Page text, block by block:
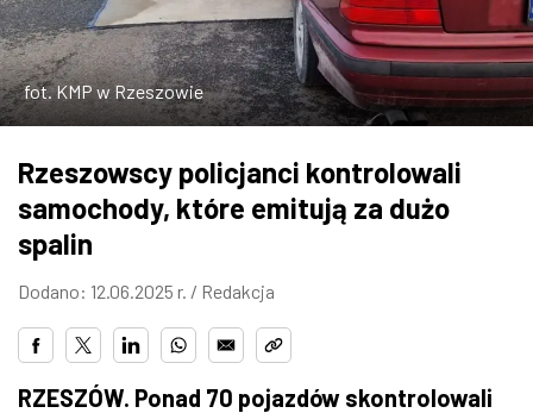
GASTRONOMIA
ZDJĘCIA
fot. KMP w Rzeszowie
Rzeszowscy policjanci kontrolowali
samochody, które emitują za dużo
spalin
Dodano: 12.06.2025 r. / Redakcja
RZESZÓW. Ponad 70 pojazdów skontrolowali